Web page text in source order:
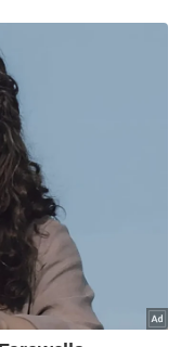
majlis 'roof
Saujana
UniMAIWP
am
RM10,000
di kafe
petai